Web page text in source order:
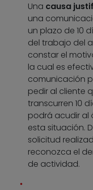
Una causa
una
un plazo de 10
del trabajo del
constar el
la cual es
comunicación
pedir al cliente
transcurren 10
podrá acudir al
esta situación.
solicitud
reconozca el
de actividad.